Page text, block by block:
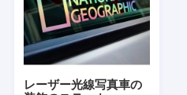
デジタル プリント用フィルム
デジタル色変更車の覆い
レーザー光線写真車の